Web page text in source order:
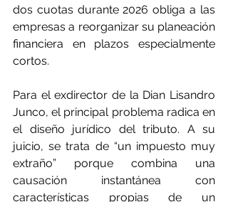
dos cuotas durante 2026 obliga a las
empresas a reorganizar su planeación
financiera en plazos especialmente
cortos.
Para el exdirector de la Dian Lisandro
Junco, el principal problema radica en
el diseño jurídico del tributo. A su
juicio, se trata de “un impuesto muy
extraño” porque combina una
causación instantánea con
características propias de un